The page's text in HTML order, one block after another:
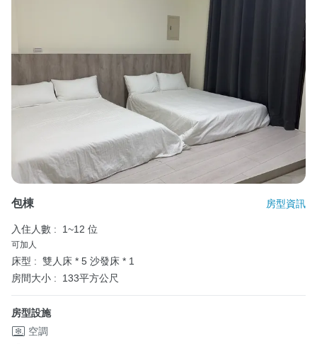
包棟 房型資訊
入住人數 : 1~12 位
可加人
床型 : 雙人床 * 5 沙發床 * 1
房間大小 :
133平方公尺
房型設施
空調